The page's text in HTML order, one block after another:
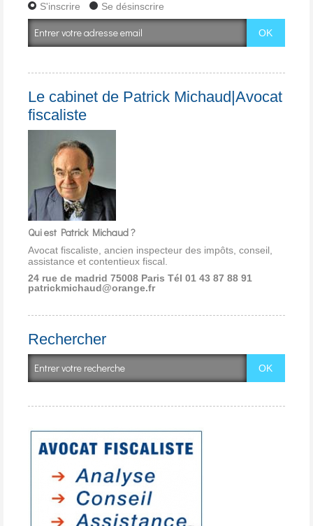
S'inscrire Se désinscrire
Le cabinet de Patrick Michaud|Avocat
fiscaliste
Qui est Patrick Michaud ?
Avocat fiscaliste, ancien inspecteur des impôts, conseil,
assistance et contentieux fiscal.
24 rue de madrid 75008 Paris Tél 01 43 87 88 91
patrickmichaud@orange.fr
Rechercher